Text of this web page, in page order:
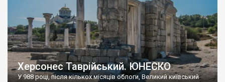
Херсонес Таврійський. ЮНЕСКО
У 988 році, після кількох місяців облоги, Великий київський